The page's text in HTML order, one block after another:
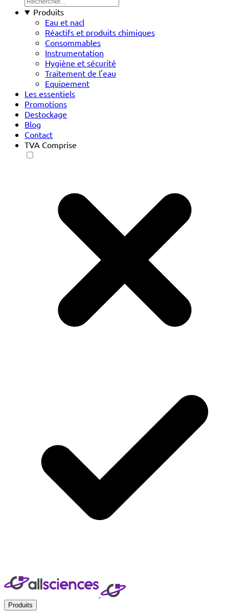
Produits
Eau et nacl
Réactifs et produits chimiques
Consommables
Instrumentation
Hygiène et sécurité
Traitement de l'eau
Equipement
Les essentiels
Promotions
Destockage
Blog
Contact
TVA Comprise
Produits